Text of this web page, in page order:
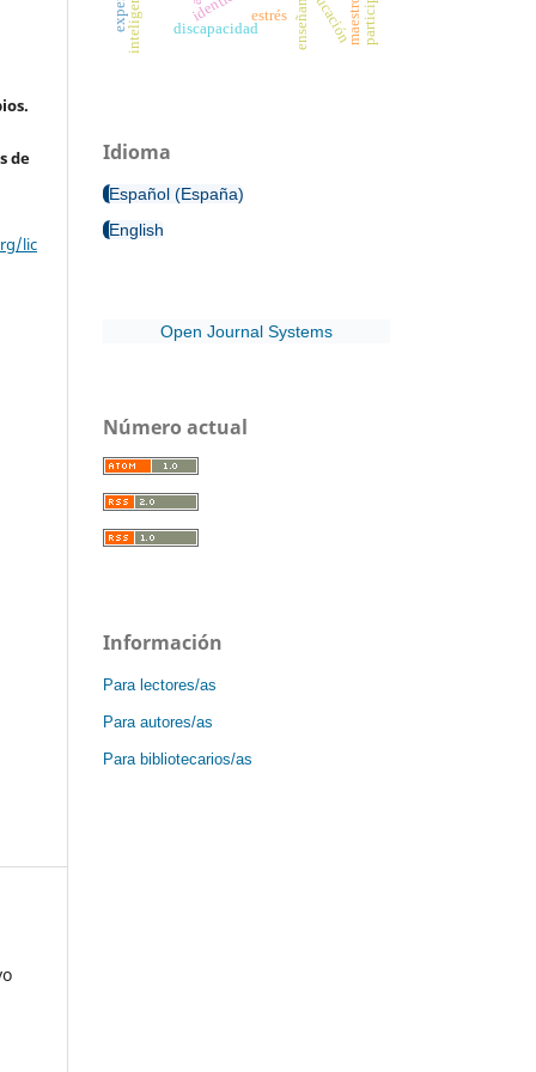
de
lic
enseñanza
discapacidad
estrés
Idioma
Español (España)
English
Open Journal Systems
Número actual
Información
Para lectores/as
Para autores/as
Para bibliotecarios/as